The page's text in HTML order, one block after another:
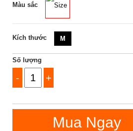
Màu sắc Size
Kích thước M
Số lượng
- +
Mua Ngay